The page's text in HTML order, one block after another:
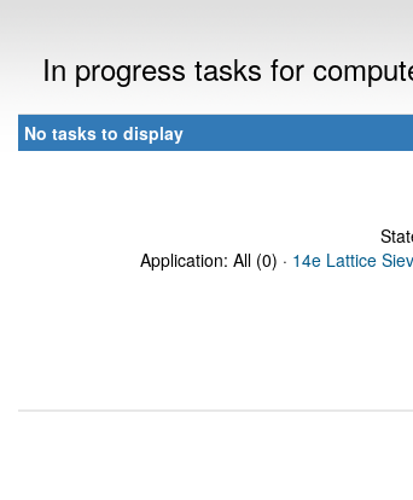
In progress tasks for
No tasks to display
Application: All (0) · 14e Lattice